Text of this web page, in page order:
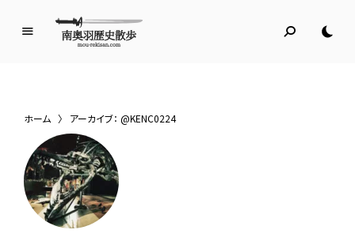
歴
史
散
歩
名所旧跡と館めぐり
ホーム 〉 アーカイブ： @KENC0224